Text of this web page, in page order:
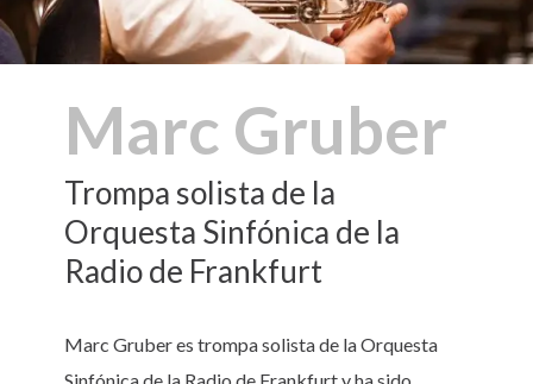
Marc Gruber
Trompa solista de la
Orquesta Sinfónica de la
Radio de Frankfurt
Marc Gruber es trompa solista de la Orquesta
Sinfónica de la Radio de Frankfurt y ha sido